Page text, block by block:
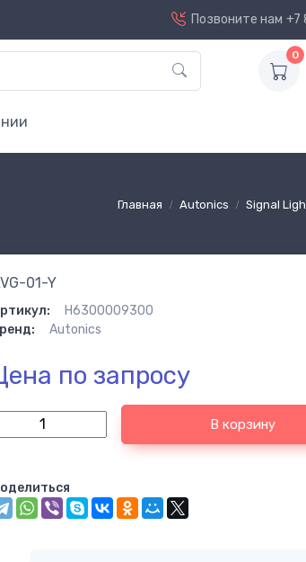
Позвоните нам +7
0
Главная Autonics Signal
01-Y
H6300009300
Autonics
по запросу
В корзину